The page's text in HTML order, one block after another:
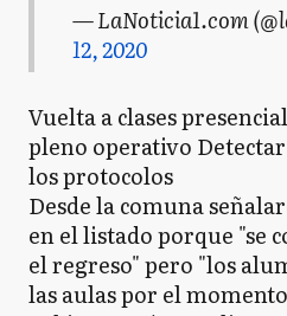
— LaNoticia1.com
12, 2020
Vuelta a clases
pleno operativo
los protocolos
Desde la comuna
en el listado porque "se
el regreso" pero "los
las aulas por el